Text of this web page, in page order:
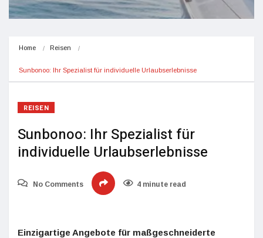
Home Reisen
Sunbonoo: Ihr Spezialist für individuelle Urlaubserlebnisse
REISEN
Sunbonoo: Ihr Spezialist für
individuelle Urlaubserlebnisse
No Comments 4 minute read
Einzigartige Angebote für maßgeschneiderte